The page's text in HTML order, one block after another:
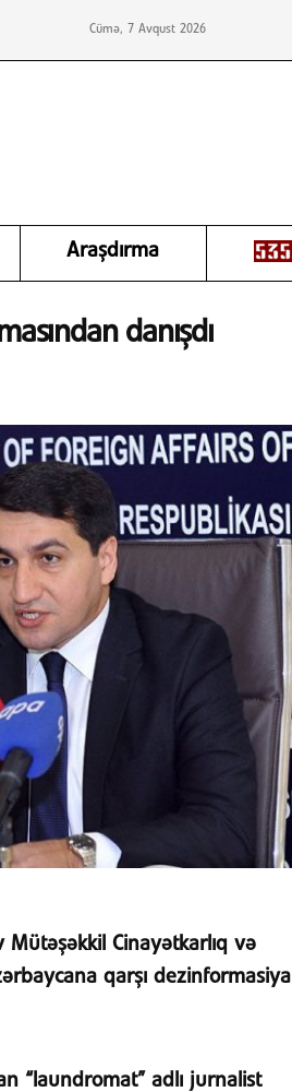
Cümə, 7 Avqust 2026
Araşdırma
danışdı
Cinayətkarlıq və
qarşı dezinformasiya
“laundromat” adlı jurnalist